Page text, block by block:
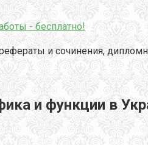
- бесплатно!
и сочинения,
и функции в